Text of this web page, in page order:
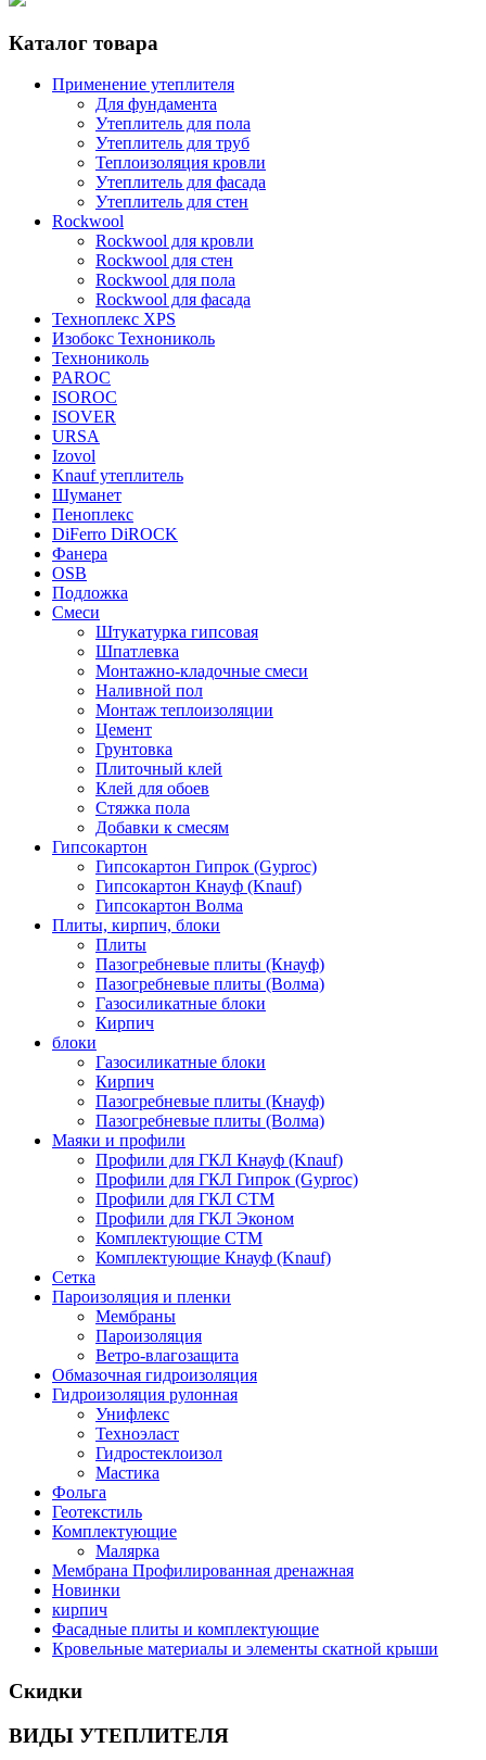
Каталог товара
Применение утеплителя
Для фундамента
Утеплитель для пола
Утеплитель для труб
Теплоизоляция кровли
Утеплитель для фасада
Утеплитель для стен
Rockwool
Rockwool для кровли
Rockwool для стен
Rockwool для пола
Rockwool для фасада
Техноплекс XPS
Изобокс Технониколь
Технониколь
PAROC
ISOROC
ISOVER
URSA
Izovol
Knauf утеплитель
Шуманет
Пеноплекс
DiFerro DiROCK
Фанера
OSB
Подложка
Смеси
Штукатурка гипсовая
Шпатлевка
Монтажно-кладочные смеси
Наливной пол
Монтаж теплоизоляции
Цемент
Грунтовка
Плиточный клей
Клей для обоев
Стяжка пола
Добавки к смесям
Гипсокартон
Гипсокартон Гипрок (Gyproc)
Гипсокартон Кнауф (Knauf)
Гипсокартон Волма
Плиты, кирпич, блоки
Плиты
Пазогребневые плиты (Кнауф)
Пазогребневые плиты (Волма)
Газосиликатные блоки
Кирпич
блоки
Газосиликатные блоки
Кирпич
Пазогребневые плиты (Кнауф)
Пазогребневые плиты (Волма)
Маяки и профили
Профили для ГКЛ Кнауф (Knauf)
Профили для ГКЛ Гипрок (Gyproc)
Профили для ГКЛ СТМ
Профили для ГКЛ Эконом
Комплектующие СТМ
Комплектующие Кнауф (Knauf)
Сетка
Пароизоляция и пленки
Мембраны
Пароизоляция
Ветро-влагозащита
Обмазочная гидроизоляция
Гидроизоляция рулонная
Унифлекс
Техноэласт
Гидростеклоизол
Мастика
Фольга
Геотекстиль
Комплектующие
Малярка
Мембрана Профилированная дренажная
Новинки
кирпич
Фасадные плиты и комплектующие
Кровельные материалы и элементы скатной крыши
Скидки
ВИДЫ УТЕПЛИТЕЛЯ